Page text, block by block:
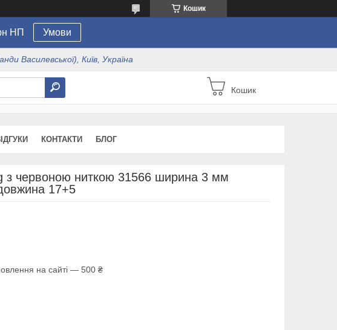
Кошик
НП Умови
Василевської), Київ, Україна
Кошик
КОНТАКТИ БЛОГ
з червоною ниткою 31566 ширина 3 мм
17+5
на сайті — 500 ₴